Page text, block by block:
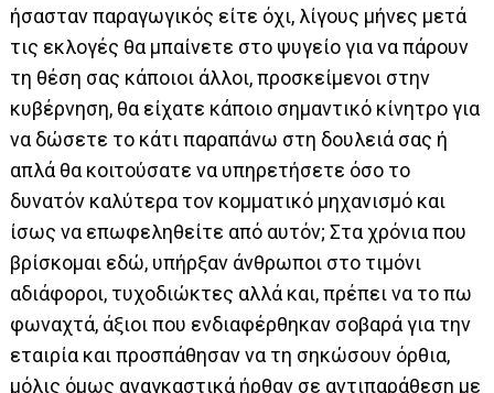
ήσασταν παραγωγικός είτε όχι, λίγους μήνες μετά
τις εκλογές θα μπαίνετε στο ψυγείο για να πάρουν
τη θέση σας κάποιοι άλλοι, προσκείμενοι στην
κυβέρνηση, θα είχατε κάποιο σημαντικό κίνητρο για
να δώσετε το κάτι παραπάνω στη δουλειά σας ή
απλά θα κοιτούσατε να υπηρετήσετε όσο το
δυνατόν καλύτερα τον κομματικό μηχανισμό και
ίσως να επωφεληθείτε από αυτόν; Στα χρόνια που
βρίσκομαι εδώ, υπήρξαν άνθρωποι στο τιμόνι
αδιάφοροι, τυχοδιώκτες αλλά και, πρέπει να το πω
φωναχτά, άξιοι που ενδιαφέρθηκαν σοβαρά για την
εταιρία και προσπάθησαν να τη σηκώσουν όρθια,
μόλις όμως αναγκαστικά ήρθαν σε αντιπαράθεση με